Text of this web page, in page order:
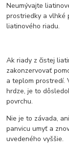
Neumývajte
prostriedky a
liatinového riadu.
Ak riady z čistej
zakonzervovať
a teplom prostredí.
hrdze, je to
povrchu.
Nie je to závada,
panvicu umyť a
uvedeného vyššie.